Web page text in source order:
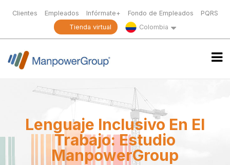
Clientes Empleados Infórmate+ Fondo de Empleados
PQRS
Tienda virtual
Colombia
Lenguaje Inclusivo En El
Trabajo: Estudio
ManpowerGroup